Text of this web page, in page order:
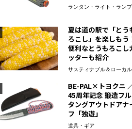
ランタン・ライト・ランプ
夏は道の駅で「とう
ろこし」を楽しもう
便利なとうもろこし
ッターも紹介
サスティナブル＆ローカル
BE-PAL×トヨクニ
45周年記念 鍛造フル
タングアウトドアナ
フ「独遊」
道具・ギア